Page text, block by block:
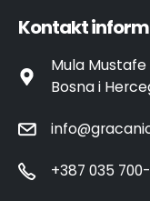
Kontakt
Mula Mustafe
Bosna i
+387 035